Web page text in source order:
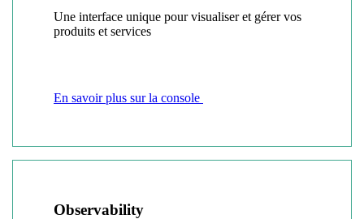
Une interface unique pour visualiser et gérer vos
produits et services
En savoir plus sur la console
Observability